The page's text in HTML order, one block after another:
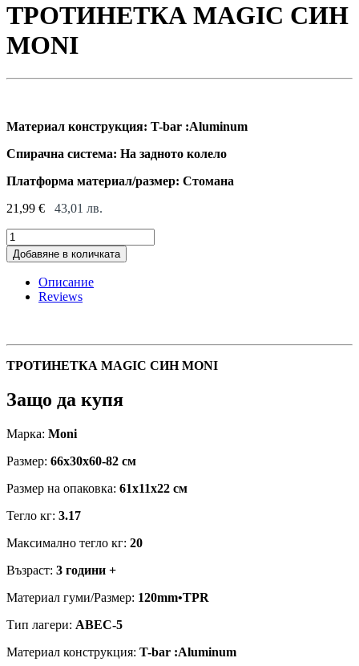
ТРОТИНЕТКА MAGIC СИН
MONI
Материал конструкция: T-bar :Aluminum
Спирачна система: На задното колело
Платформа материал/размер: Стомана
21,99 € 43,01 лв.
ТРОТИНЕТКА
MAGIC
СИН
MONI
quantity
Добавяне в количката
Описание
Reviews
ТРОТИНЕТКА MAGIC СИН MONI
Защо да купя
Марка: Moni
Размер: 66x30x60-82 см
Размер на опаковка: 61x11x22 см
Тегло кг: 3.17
Максимално тегло кг: 20
Възраст: 3 години +
Материал гуми/Размер: 120mm•TPR
Тип лагери: ABEC-5
Материал конструкция: T-bar :Aluminum